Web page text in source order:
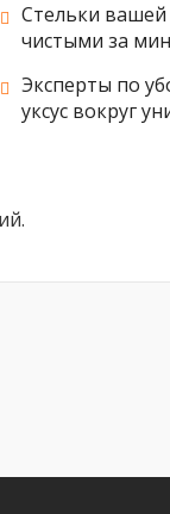
Стельки вашей
чистыми за
Эксперты по
уксус вокруг